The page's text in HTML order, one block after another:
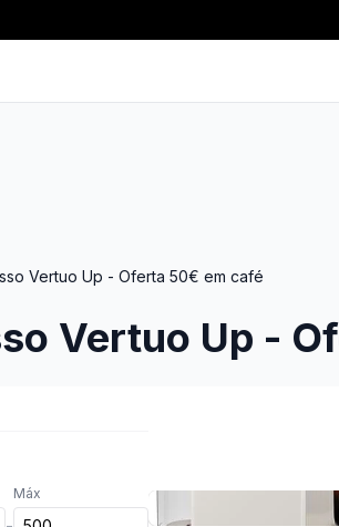
Vertuo Up - Oferta 50€ em café
Vertuo Up -
Máx